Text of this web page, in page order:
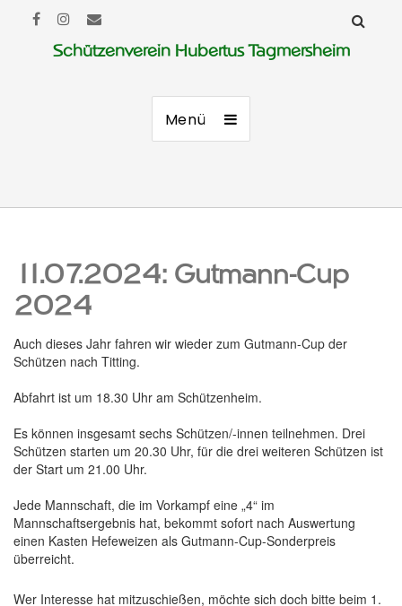
Schützenverein Hubertus Tagmersheim
Menü
11.07.2024: Gutmann-Cup
2024
Auch dieses Jahr fahren wir wieder zum Gutmann-Cup der
Schützen nach Titting.
Abfahrt ist um 18.30 Uhr am Schützenheim.
Es können insgesamt sechs Schützen/-innen teilnehmen. Drei
Schützen starten um 20.30 Uhr, für die drei weiteren Schützen ist
der Start um 21.00 Uhr.
Jede Mannschaft, die im Vorkampf eine „4“ im
Mannschaftsergebnis hat, bekommt sofort nach Auswertung
einen Kasten Hefeweizen als Gutmann-Cup-Sonderpreis
überreicht.
Wer Interesse hat mitzuschießen, möchte sich doch bitte beim 1.